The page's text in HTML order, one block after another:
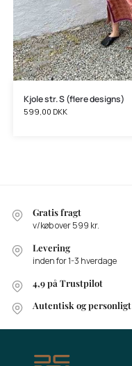
Kjole str. S (flere designs)
599,00 DKK
Gratis fragt
v/køb over 599 kr.
Levering
inden for 1-3 hverdage
4,9 på Trustpilot
Autentisk og personligt